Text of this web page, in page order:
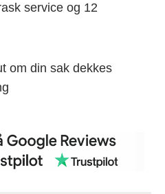
service og 12
om din sak dekkes